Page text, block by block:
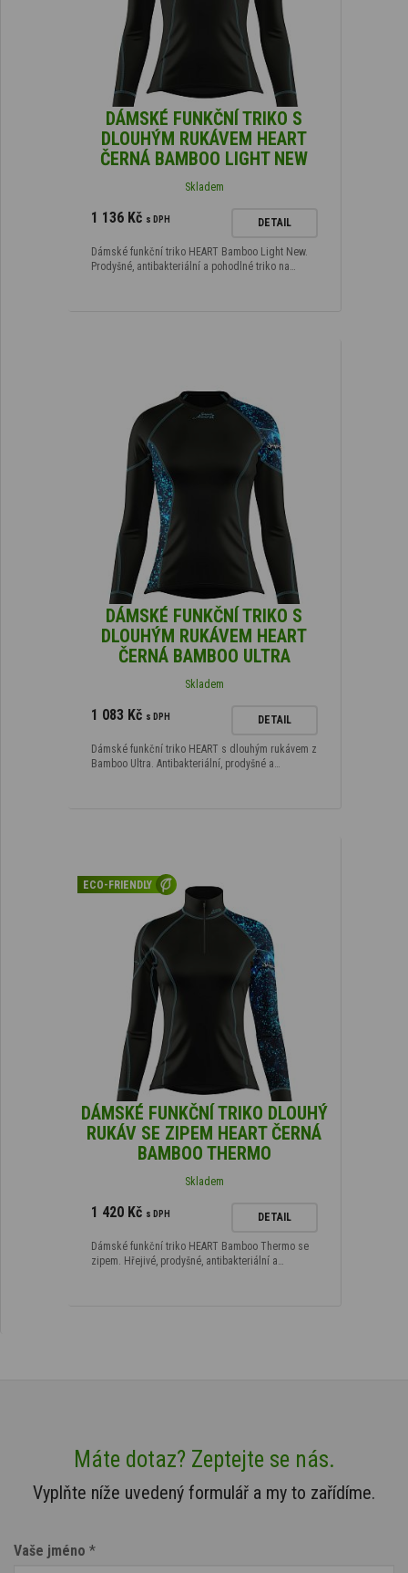
DÁMSKÉ FUNKČNÍ TRIKO S
DLOUHÝM RUKÁVEM HEART
ČERNÁ BAMBOO LIGHT NEW
Skladem
1 136 Kč s DPH DETAIL
Dámské funkční triko HEART Bamboo Light New.
Prodyšné, antibakteriální a pohodlné triko na…
DÁMSKÉ FUNKČNÍ TRIKO S
DLOUHÝM RUKÁVEM HEART
ČERNÁ BAMBOO ULTRA
Skladem
1 083 Kč s DPH DETAIL
Dámské funkční triko HEART s dlouhým rukávem z
Bamboo Ultra. Antibakteriální, prodyšné a…
ECO-FRIENDLY
DÁMSKÉ FUNKČNÍ TRIKO DLOUHÝ
RUKÁV SE ZIPEM HEART ČERNÁ
BAMBOO THERMO
Skladem
1 420 Kč s DPH DETAIL
Dámské funkční triko HEART Bamboo Thermo se
zipem. Hřejivé, prodyšné, antibakteriální a…
Máte dotaz? Zeptejte se nás.
Vyplňte níže uvedený formulář a my to zařídíme.
Vaše jméno *